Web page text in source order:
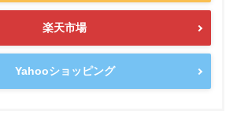
楽天市場
Yahooショッピング